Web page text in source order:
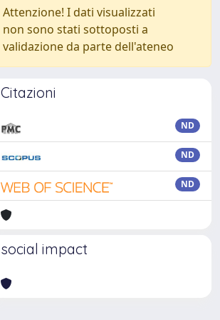
Attenzione! I dati visualizzati
non sono stati sottoposti a
validazione da parte dell'ateneo
Citazioni
ND
ND
ND
social impact